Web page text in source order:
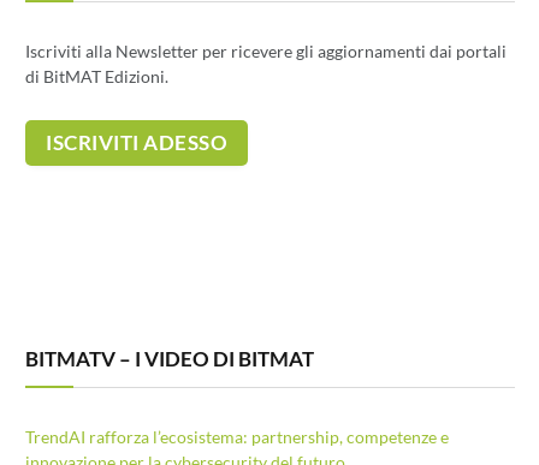
Iscriviti alla Newsletter per ricevere gli aggiornamenti dai portali
di BitMAT Edizioni.
BITMATV – I VIDEO DI BITMAT
TrendAI rafforza l’ecosistema: partnership, competenze e